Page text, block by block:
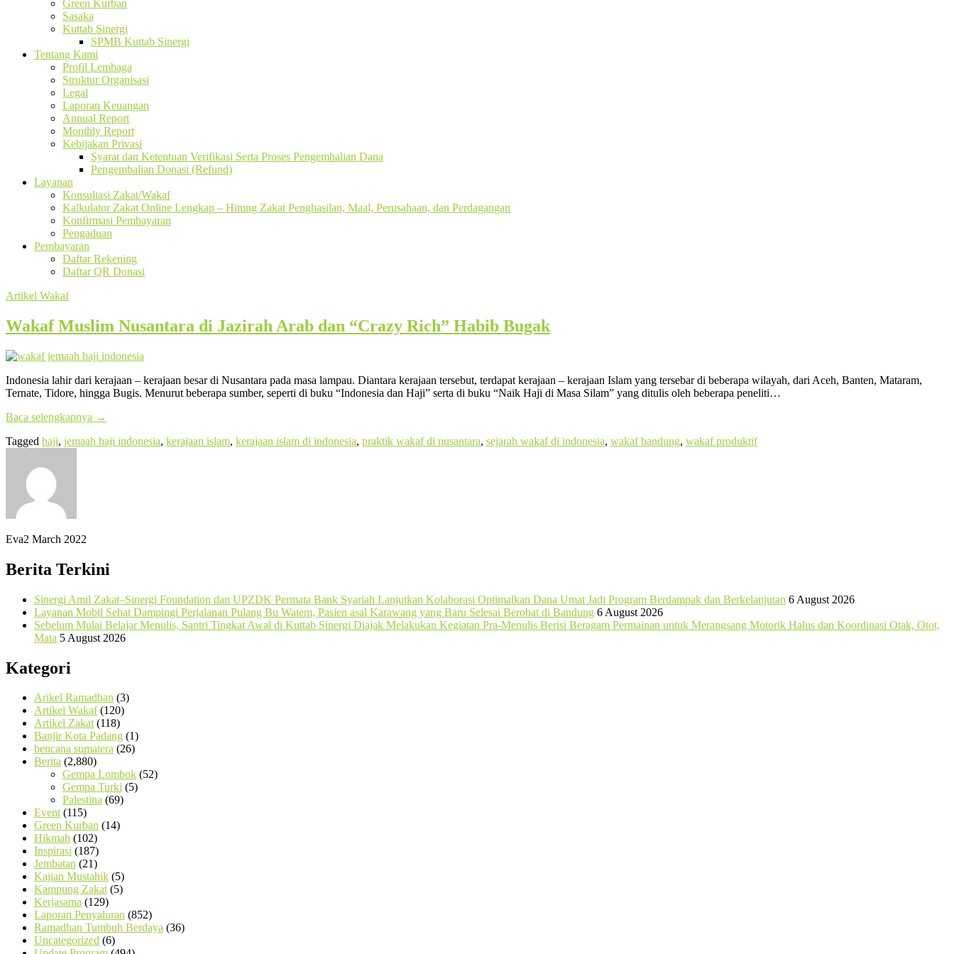
Green Kurban
Sasaka
Kuttab Sinergi
SPMB Kuttab Sinergi
Tentang Kami
Profil Lembaga
Struktur Organisasi
Legal
Laporan Keuangan
Annual Report
Monthly Report
Kebijakan Privasi
Syarat dan Ketentuan Verifikasi Serta Proses Pengembalian Dana
Pengembalian Donasi (Refund)
Layanan
Konsultasi Zakat/Wakaf
Kalkulator Zakat Online Lengkap – Hitung Zakat Penghasilan, Maal, Perusahaan, dan Perdagangan
Konfirmasi Pembayaran
Pengaduan
Pembayaran
Daftar Rekening
Daftar QR Donasi
Artikel Wakaf
Wakaf Muslim Nusantara di Jazirah Arab dan “Crazy Rich” Habib Bugak
Indonesia lahir dari kerajaan – kerajaan besar di Nusantara pada masa lampau. Diantara kerajaan tersebut, terdapat kerajaan – kerajaan Islam yang tersebar di beberapa wilayah, dari Aceh, Banten, Mataram,
Ternate, Tidore, hingga Bugis. Menurut beberapa sumber, seperti di buku “Indonesia dan Haji” serta di buku “Naik Haji di Masa Silam” yang ditulis oleh beberapa peneliti…
Baca selengkapnya →
Tagged haji, jemaah haji indonesia, kerajaan islam, kerajaan islam di indonesia, praktik wakaf di nusantara, sejarah wakaf di indonesia, wakaf bandung, wakaf produktif
Eva2 March 2022
Berita Terkini
Sinergi Amil Zakat–Sinergi Foundation dan UPZDK Permata Bank Syariah Lanjutkan Kolaborasi Optimalkan Dana Umat Jadi Program Berdampak dan Berkelanjutan 6 August 2026
Layanan Mobil Sehat Dampingi Perjalanan Pulang Bu Watem, Pasien asal Karawang yang Baru Selesai Berobat di Bandung 6 August 2026
Sebelum Mulai Belajar Menulis, Santri Tingkat Awal di Kuttab Sinergi Diajak Melakukan Kegiatan Pra-Menulis Berisi Beragam Permainan untuk Merangsang Motorik Halus dan Koordinasi Otak, Otot,
Mata 5 August 2026
Kategori
Arikel Ramadhan (3)
Artikel Wakaf(120)
Artikel Zakat(118)
Banjir Kota Padang (1)
bencana sumatera (26)
Berita (2,880)
Gempa Lombok (52)
Gempa Turki (5)
Palestina (69)
Event(115)
Green Kurban (14)
Hikmah (102)
Inspirasi (187)
Jembatan (21)
Kajian Mustahik (5)
Kampung Zakat(5)
Kerjasama (129)
Laporan Penyaluran (852)
Ramadhan Tumbuh Berdaya (36)
Uncategorized (6)